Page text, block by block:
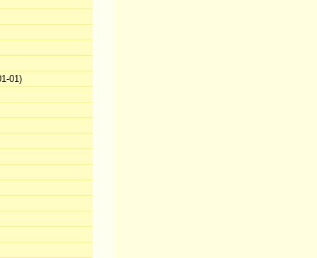
01)